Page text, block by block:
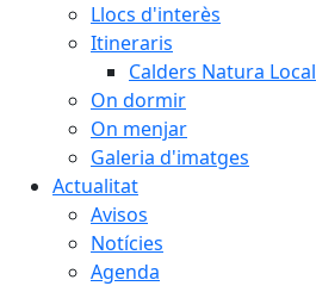
Llocs d'interès
Itineraris
Calders Natura Local
On dormir
On menjar
Galeria d'imatges
Actualitat
Avisos
Notícies
Agenda